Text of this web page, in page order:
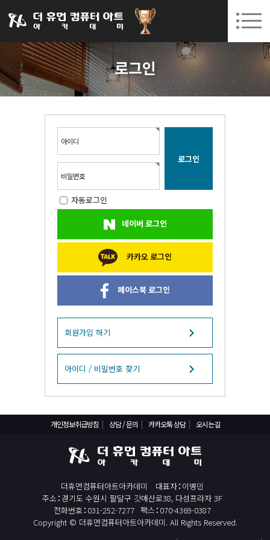
031-252-7277 수원캠퍼스 개강 08. 12.(수)
회원가입 고객센터
로그인
아이디
비밀번호
자동로그인
네이버 로그인
카카오 로그인
페이스북 로그인
회원가입 하기
아이디 / 비밀번호 찾기
개인정보취급방침 상담 / 문의 카카오톡 상담 오시는길
더휴먼컴퓨터아트아카데미 대표자 이병민
주소 경기도 수원시 팔달구 갓매산로38, 다성프라자 3F
전화번호 031-252-7277 팩스 070-4369-0387
Copyright © 더휴먼컴퓨터아트아카데미. All Rights Reserved.
아카데미소개
인사말
국비지원 무료교육
BIM 건축설계 및 실내건축설계(캐드(CAD),맥스(MAX),레빗(REVIT))실무자 양성과정
React, Veu 프레임워크 기반 프론트엔드 개발 양성 지원
반응형/웹퍼블리셔/프론트엔드 웹개발자(웹디자인)
자바(Java)기반 JSP/스프링 웹개발자(정보처리산업기사)(과정평가형)
디지털컨버전스 자바(JAVA)개발자(전자정부 프레임워크/SPRING)
전산세무회계 자격취득과정[전산회계1급/전산세무2급/FAT1급/TAT2급]
컴퓨터활용능력2급(필기+실기) 및 ITQ자격증 취득(한글,엑셀,파워포인트)
직업상담사 2급 (필기+실기) 자격증 취득과정
일러스트 자격증 취득과정(GTQi 1급)
전산회계 1급 / FAT 1급 자격증 취득과정
전산세무 2급 / TAT 2급 자격증 취득과정